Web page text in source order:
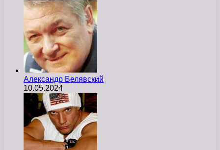
Александр Белявский
10.05.2024